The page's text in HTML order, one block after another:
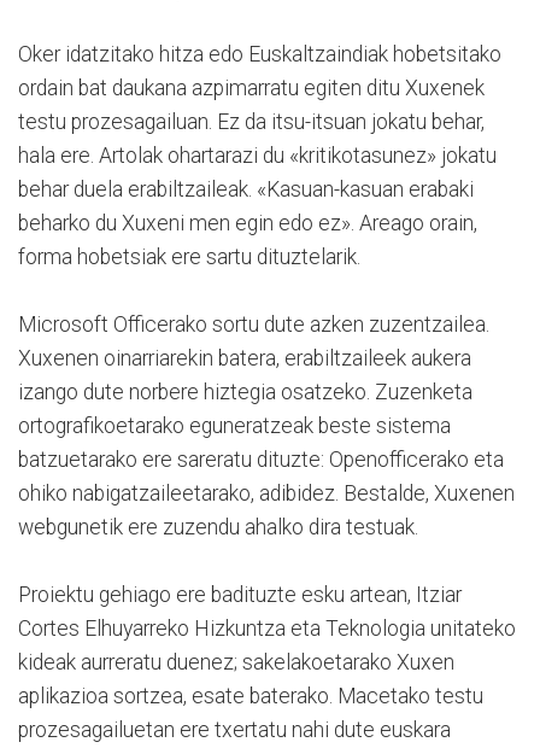
Oker idatzitako hitza edo Euskaltzaindiak hobetsitako
ordain bat daukana azpimarratu egiten ditu Xuxenek
testu prozesagailuan. Ez da itsu-itsuan jokatu behar,
hala ere. Artolak ohartarazi du «kritikotasunez» jokatu
behar duela erabiltzaileak. «Kasuan-kasuan erabaki
beharko du Xuxeni men egin edo ez». Areago orain,
forma hobetsiak ere sartu dituztelarik.
Microsoft Officerako sortu dute azken zuzentzailea.
Xuxenen oinarriarekin batera, erabiltzaileek aukera
izango dute norbere hiztegia osatzeko. Zuzenketa
ortografikoetarako eguneratzeak beste sistema
batzuetarako ere sareratu dituzte: Openofficerako eta
ohiko nabigatzaileetarako, adibidez. Bestalde, Xuxenen
webgunetik ere zuzendu ahalko dira testuak.
Proiektu gehiago ere badituzte esku artean, Itziar
Cortes Elhuyarreko Hizkuntza eta Teknologia unitateko
kideak aurreratu duenez; sakelakoetarako Xuxen
aplikazioa sortzea, esate baterako. Macetako testu
prozesagailuetan ere txertatu nahi dute euskara